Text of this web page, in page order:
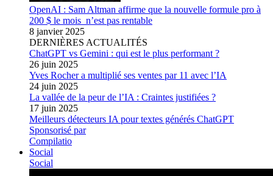
OpenAI : Sam Altman affirme que la nouvelle formule pro à
200 $ le mois n’est pas rentable
8 janvier 2025
DERNIÈRES ACTUALITÉS
ChatGPT vs Gemini : qui est le plus performant ?
26 juin 2025
Yves Rocher a multiplié ses ventes par 11 avec l’IA
24 juin 2025
La vallée de la peur de l’IA : Craintes justifiées ?
17 juin 2025
Meilleurs détecteurs IA pour textes générés ChatGPT
Sponsorisé par
Compilatio
Social
Social